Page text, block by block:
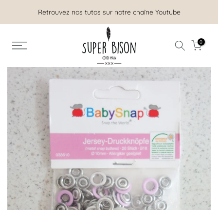
Retrouvez nos tutos sur notre chaîne Youtube
0